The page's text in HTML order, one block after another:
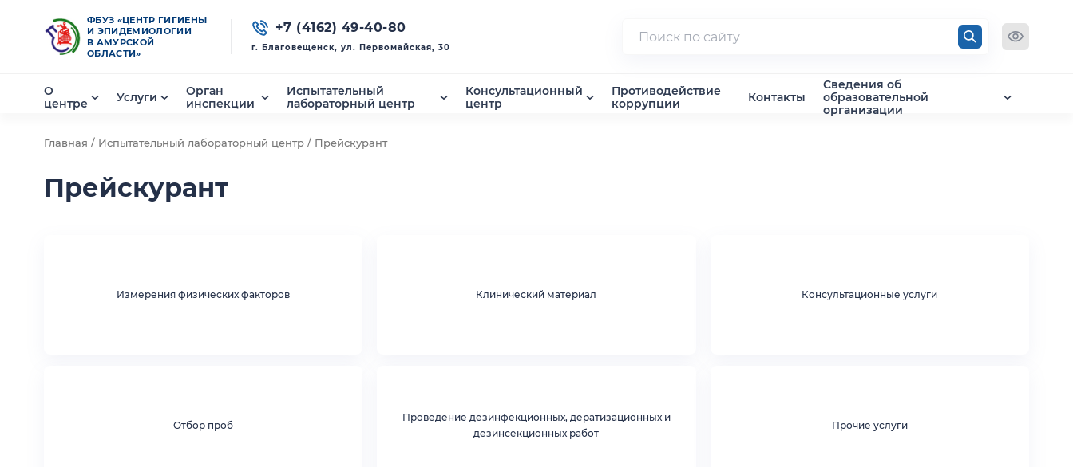
ФБУЗ «ЦЕНТР ГИГИЕНЫ
И ЭПИДЕМИОЛОГИИ
В АМУРСКОЙ
ОБЛАСТИ»
+7 (4162) 49-40-80
г. Благовещенск, ул. Первомайская, 30
О
центре
Услуги
Орган
инспекции
Испытательный
лабораторный центр
Консультационный
центр
Противодействие
коррупции
Контакты
Сведения об
образовательной
организации
Главная / Испытательный лабораторный центр / Прейскурант
Прейскурант
Измерения физических факторов Клинический материал Консультационные услуги
Отбор проб
Проведение дезинфекционных, дератизационных и
дезинсекционных работ
Прочие услуги